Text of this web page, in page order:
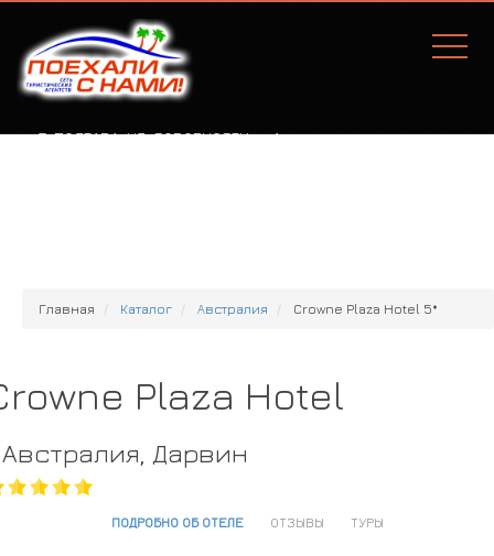
Г. ПОЛТАВА, УЛ. СОБОРНОСТИ, 77А
Главная Каталог Австралия Crowne Plaza Hotel 5*
Plaza Hotel
Австралия, Дарвин
ПОДРОБНО ОБ ОТЕЛЕ ОТЗЫВЫ ТУРЫ